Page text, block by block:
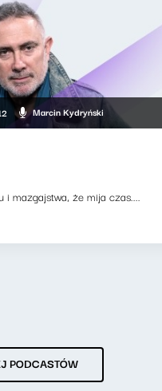
Marcin Kydryński
mazgajstwa, że mija czas....
PODCASTÓW